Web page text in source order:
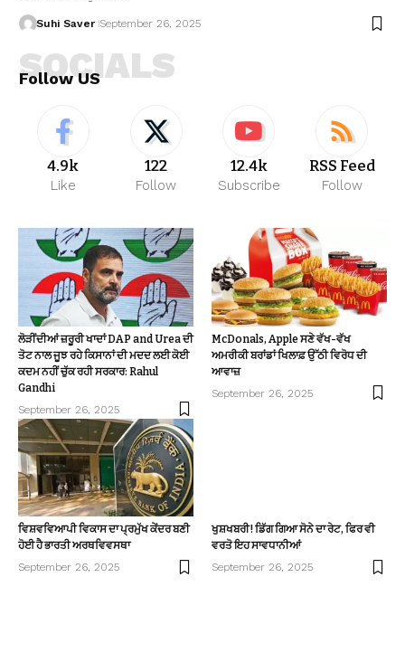
Suhi Saver September 26, 2025
Follow US
SOCIALS
4.9k
Like
122
Follow
12.4k
Subscribe
RSS Feed
Follow
ਲੋੜੀਂਦੀਆਂ ਜ਼ਰੂਰੀ ਖਾਦਾਂ DAP and Urea ਦੀ
ਤੋਟ ਨਾਲ ਜੂਝ ਰਹੇ ਕਿਸਾਨਾਂ ਦੀ ਮਦਦ ਲਈ ਕੋਈ
ਕਦਮ ਨਹੀਂ ਚੁੱਕ ਰਹੀ ਸਰਕਾਰ: Rahul
Gandhi
September 26, 2025
McDonals, Apple ਸਣੇ ਵੱਖ-ਵੱਖ
ਅਮਰੀਕੀ ਬਰਾਂਡਾਂ ਖਿਲਾਫ਼ ਉੱਠੀ ਵਿਰੋਧ ਦੀ
ਆਵਾਜ਼
September 26, 2025
ਵਿਸ਼ਵਵਿਆਪੀ ਵਿਕਾਸ ਦਾ ਪ੍ਰਮੁੱਖ ਕੇਂਦਰ ਬਣੀ
ਹੋਈ ਹੈ ਭਾਰਤੀ ਅਰਥਵਿਵਸਥਾ
September 26, 2025
ਖੁਸ਼ਖਬਰੀ! ਡਿੱਗ ਗਿਆ ਸੋਨੇ ਦਾ ਰੇਟ, ਫਿਰ ਵੀ
ਵਰਤੋ ਇਹ ਸਾਵਧਾਨੀਆਂ
September 26, 2025